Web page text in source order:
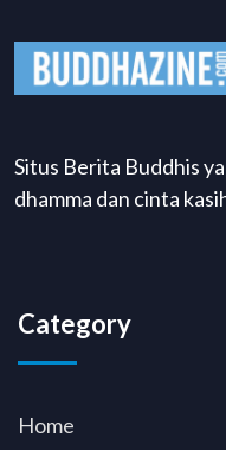
Situs Berita Buddhis
dhamma dan cinta
Category
Home